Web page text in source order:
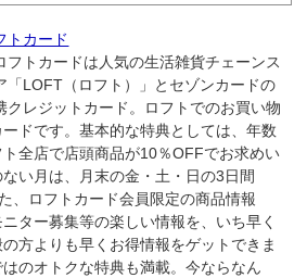
トカード
トカードは人気の生活雑貨チェーンス
「LOFT（ロフト）」とセゾンカードの
クレジットカード。ロフトでのお買い物
ドです。基本的な特典としては、年数
全店で店頭商品が10％OFFでお求めい
い月は、月末の金・土・日の3日間
、ロフトカード会員限定の商品情報
ター募集等の楽しい情報を、いち早く
方よりも早くお得情報をゲットできま
のオトクな特典も満載。今ならなん